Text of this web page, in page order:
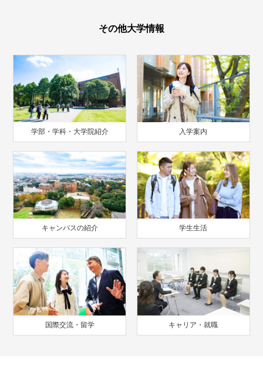
その他大学情報
学部・学科・大学院紹介 入学案内
キャンパスの紹介 学生生活
国際交流・留学 キャリア・就職